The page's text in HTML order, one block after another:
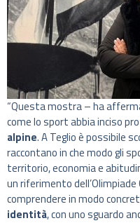
“Questa mostra – ha
come lo sport abbia inciso
alpine. A Teglio è possibile
raccontano in che modo gli
territorio, economia e
un riferimento
comprendere in modo
identità, con uno sguardo